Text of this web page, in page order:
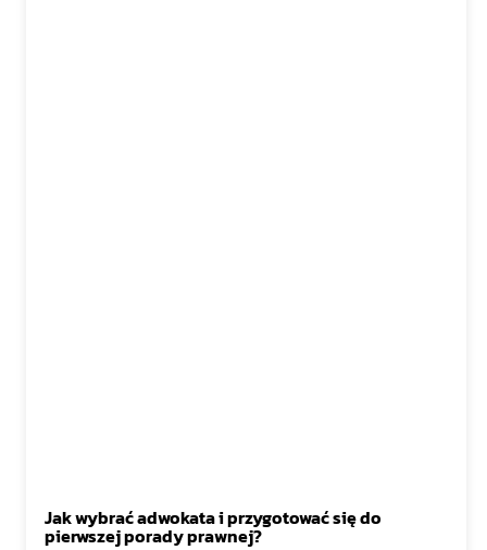
Jak wybrać adwokata i przygotować się do
pierwszej porady prawnej?